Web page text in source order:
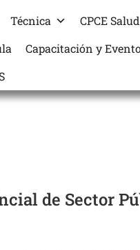
Técnica CPCE Salud
Capacitación y
de Sector